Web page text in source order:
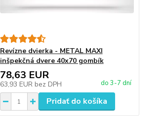
Revízne dvierka - METAL MAXI
inšpekčná dvere 40x70 gombík
78,63 EUR
63,93 EUR bez DPH do 3-7 dní
Pridať do košíka